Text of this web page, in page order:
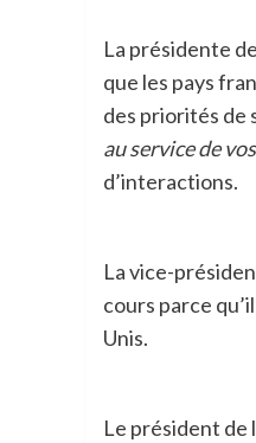
La présidente
que les pays
des priorités de
au service de
d’interactions.
La vice-
cours parce
Unis.
Le président de